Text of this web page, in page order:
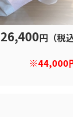
26,400円（税込
※44,000